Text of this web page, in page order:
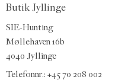
Butik Jyllinge
SIE-Hunting
Møllehaven 16b
4040 Jyllinge
Telefonnr.: +45 70 208 002